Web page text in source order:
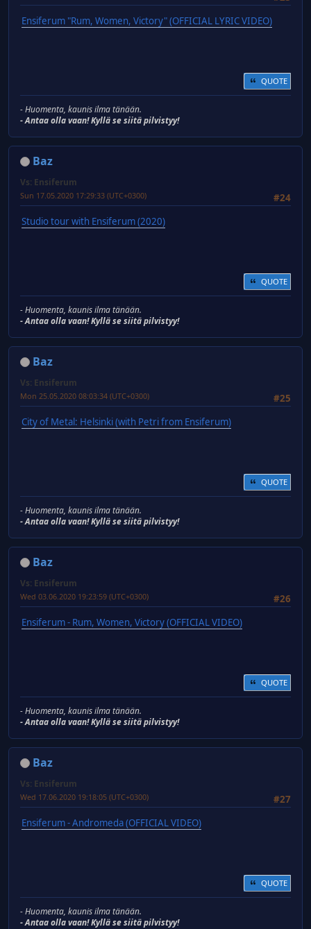
Ensiferum "Rum, Women, Victory" (OFFICIAL LYRIC VIDEO)
QUOTE
- Huomenta, kaunis ilma tänään.
- Antaa olla vaan! Kyllä se siitä pilvistyy!
Baz
Vs: Ensiferum
#24
Sun 17.05.2020 17:29:33 (UTC+0300)
Studio tour with Ensiferum (2020)
QUOTE
- Huomenta, kaunis ilma tänään.
- Antaa olla vaan! Kyllä se siitä pilvistyy!
Baz
Vs: Ensiferum
#25
Mon 25.05.2020 08:03:34 (UTC+0300)
City of Metal: Helsinki (with Petri from Ensiferum)
QUOTE
- Huomenta, kaunis ilma tänään.
- Antaa olla vaan! Kyllä se siitä pilvistyy!
Baz
Vs: Ensiferum
#26
Wed 03.06.2020 19:23:59 (UTC+0300)
Ensiferum - Rum, Women, Victory (OFFICIAL VIDEO)
QUOTE
- Huomenta, kaunis ilma tänään.
- Antaa olla vaan! Kyllä se siitä pilvistyy!
Baz
Vs: Ensiferum
#27
Wed 17.06.2020 19:18:05 (UTC+0300)
Ensiferum - Andromeda (OFFICIAL VIDEO)
QUOTE
- Huomenta, kaunis ilma tänään.
- Antaa olla vaan! Kyllä se siitä pilvistyy!